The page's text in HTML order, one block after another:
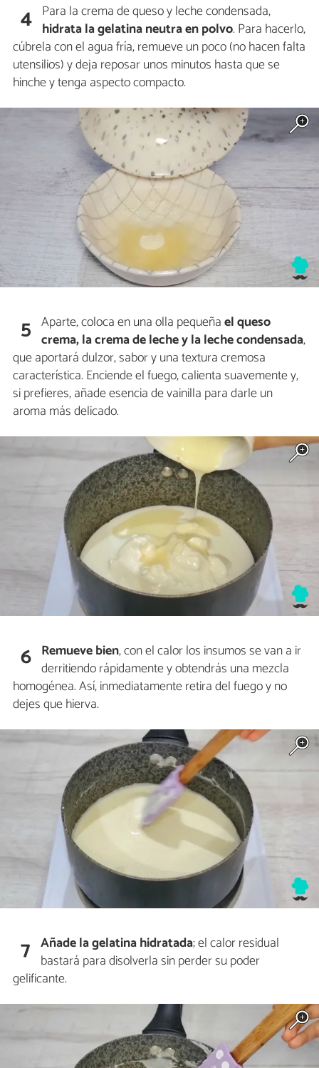
4 Para la crema de queso y leche condensada,
hidrata la gelatina neutra en polvo. Para hacerlo,
cúbrela con el agua fría, remueve un poco (no hacen falta
utensilios) y deja reposar unos minutos hasta que se
hinche y tenga aspecto compacto.
5 Aparte, coloca en una olla pequeñael queso
crema, la crema de leche y la leche condensada,
que aportará dulzor, sabor y una textura cremosa
característica. Enciende el fuego, calienta suavemente y,
si prefieres, añade esencia de vainilla para darle un
aroma más delicado.
6 Remueve bien, con el calor los insumos se van a ir
derritiendo rápidamente y obtendrás una mezcla
homogénea. Así, inmediatamente retira del fuego y no
dejes que hierva.
7 Añade la gelatina hidratada; el calor residual
bastará para disolverla sin perder su poder
gelificante.